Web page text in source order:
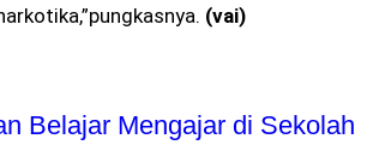
(vai)
Belajar Mengajar di Sekolah